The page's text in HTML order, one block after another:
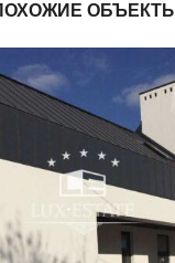
ОБЪЕКТЫ